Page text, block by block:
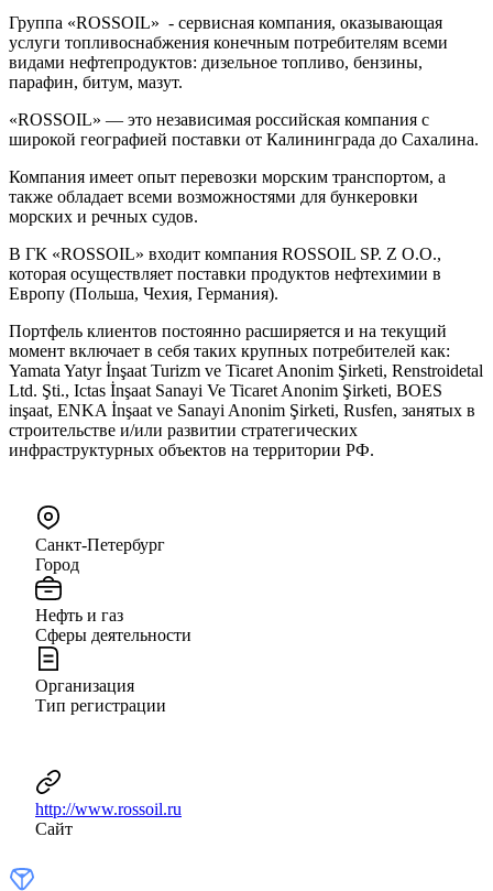
Группа «ROSSOIL» - сервисная компания, оказывающая
услуги топливоснабжения конечным потребителям всеми
видами нефтепродуктов: дизельное топливо, бензины,
парафин, битум, мазут.
«ROSSOIL» — это независимая российская компания с
широкой географией поставки от Калининграда до Сахалина.
Компания имеет опыт перевозки морским транспортом, а
также обладает всеми возможностями для бункеровки
морских и речных судов.
В ГК «ROSSOIL» входит компания ROSSOIL SP. Z O.O.,
которая осуществляет поставки продуктов нефтехимии в
Европу (Польша, Чехия, Германия).
Портфель клиентов постоянно расширяется и на текущий
момент включает в себя таких крупных потребителей как:
Yamata Yatyr İnşaat Turizm ve Ticaret Anonim Şirketi, Renstroidetal
Ltd. Şti., Ictas İnşaat Sanayi Ve Ticaret Anonim Şirketi, BOES
inşaat, ENKA İnşaat ve Sanayi Anonim Şirketi, Rusfen, занятых в
строительстве и/или развитии стратегических
инфраструктурных объектов на территории РФ.
Санкт-Петербург
Город
Нефть и газ
Сферы деятельности
Организация
Тип регистрации
http://www.rossoil.ru
Сайт